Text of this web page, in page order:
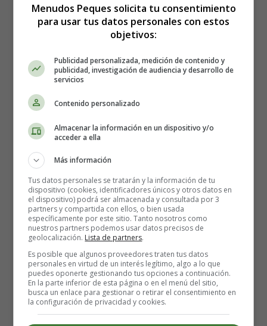
Aprender a Contar
Aprender a Contar 02
Aprender a Contar 02
Aprender a contar: Ejercicios
con números para aprender a
contar del 7 al 9.
Recursos educativos -Fichas didácticas
Cuenta los elementosde cada
númeroycolorea.
Menudos Peques solicita tu consentimiento
para usar tus datos personales con estos
objetivos:
Publicidad personalizada, medición de contenido y
publicidad, investigación de audiencia y desarrollo de
servicios
Contenido personalizado
Almacenar la información en un dispositivo y/o
acceder a ella
Más información
Tus datos personales se tratarán y la información de tu
dispositivo (cookies, identificadores únicos y otros datos en
el dispositivo) podrá ser almacenada y consultada por 3
partners y compartida con ellos, o bien usada
específicamente por este sitio. Tanto nosotros como
nuestros partners podemos usar datos precisos de
geolocalización. Lista de partners.
Es posible que algunos proveedores traten tus datos
personales en virtud de un interés legítimo, algo a lo que
puedes oponerte gestionando tus opciones a continuación.
En la parte inferior de esta página o en el menú del sitio,
busca un enlace para gestionar o retirar el consentimiento en
la configuración de privacidad y cookies.